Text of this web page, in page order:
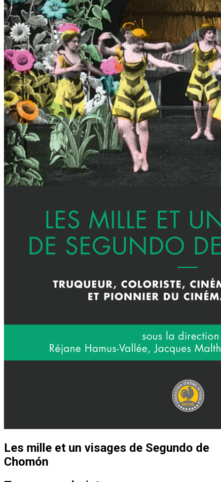
Les mille et un visages de Segundo de
Chomón